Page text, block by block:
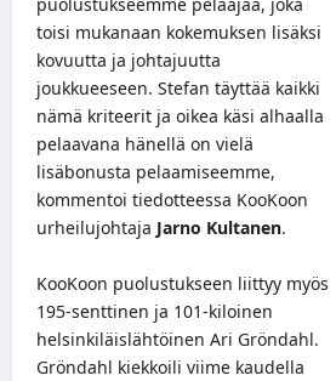
toisi mukanaan kokemuksen lisäksi
kovuutta ja johtajuutta
joukkueeseen. Stefan täyttää kaikki
nämä kriteerit ja oikea käsi alhaalla
pelaavana hänellä on vielä
lisäbonusta pelaamiseemme,
kommentoi tiedotteessa KooKoon
urheilujohtaja Jarno Kultanen.
KooKoon puolustukseen liittyy myös
195-senttinen ja 101-kiloinen
helsinkiläislähtöinen Ari Gröndahl.
Gröndahl kiekkoili viime kaudella